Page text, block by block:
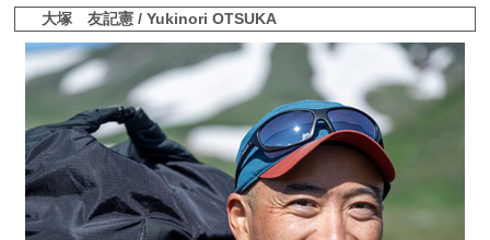
大塚 友記憲 / Yukinori OTSUKA